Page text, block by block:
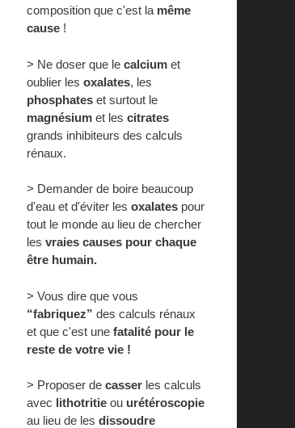
composition que c'est la même
cause !
> Ne doser que le calcium et
oublier les oxalates, les
phosphates et surtout le
magnésium et les citrates
grands inhibiteurs des calculs
rénaux.
> Demander de boire beaucoup
d'eau et d'éviter les oxalates pour
tout le monde au lieu de chercher
les vraies causes pour chaque
être humain.
> Vous dire que vous
“fabriquez” des calculs rénaux
et que c'est une fatalité pour le
reste de votre vie !
> Proposer de casser les calculs
avec lithotritie ou urétéroscopie
au lieu de les dissoudre